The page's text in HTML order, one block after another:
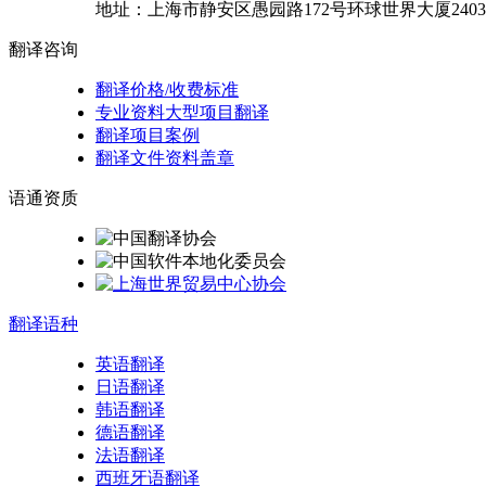
地址： 上海市静安区愚园路172号环球世界大厦
翻译咨询
翻译价格/收费标准
专业资料大型项目翻译
翻译项目案例
翻译文件资料盖章
语通资质
翻译语种
英语翻译
日语翻译
韩语翻译
德语翻译
法语翻译
西班牙语翻译